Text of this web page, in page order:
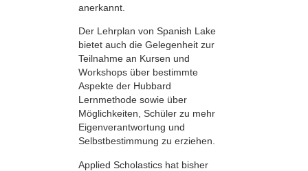
anerkannt.
Der Lehrplan von Spanish Lake
bietet auch die Gelegenheit zur
Teilnahme an Kursen und
Workshops über bestimmte
Aspekte der Hubbard
Lernmethode sowie über
Möglichkeiten, Schüler zu mehr
Eigenverantwortung und
Selbstbestimmung zu erziehen.
Applied Scholastics hat bisher